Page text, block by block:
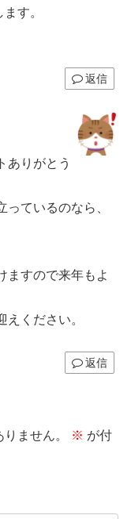
す。
返信
ありがとう
ているのなら、
ますので来年もよ
ください。
返信
ません。 ※ が付